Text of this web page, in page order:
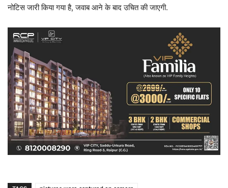
नोटिस जारी किया गया है, जवाब आने के बाद उचित की जाएगी.